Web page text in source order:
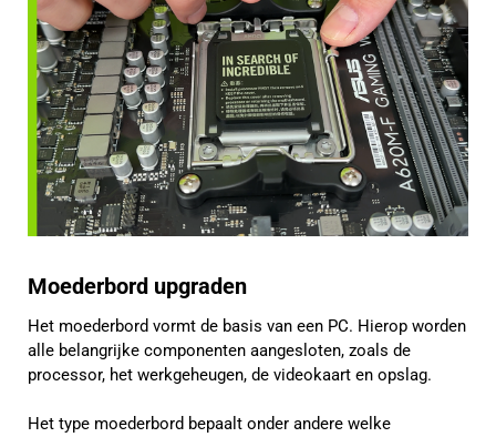
Moederbord upgraden
Het moederbord vormt de basis van een PC. Hierop worden
alle belangrijke componenten aangesloten, zoals de
processor, het werkgeheugen, de videokaart en opslag.
Het type moederbord bepaalt onder andere welke